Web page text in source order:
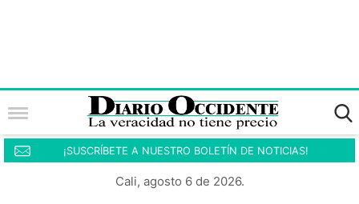
¡SUSCRÍBETE A NUESTRO BOLETÍN DE NOTICIAS!
Cali, agosto 6 de 2026.